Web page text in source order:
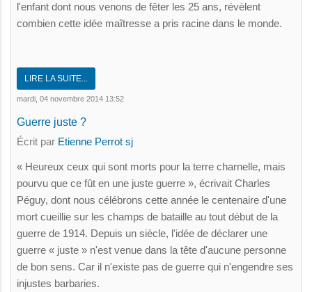
l'enfant dont nous venons de fêter les 25 ans, révèlent
combien cette idée maîtresse a pris racine dans le monde.
LIRE LA SUITE...
mardi, 04 novembre 2014 13:52
Guerre juste ?
Écrit par Etienne Perrot sj
« Heureux ceux qui sont morts pour la terre charnelle, mais
pourvu que ce fût en une juste guerre », écrivait Charles
Péguy, dont nous célébrons cette année le centenaire d'une
mort cueillie sur les champs de bataille au tout début de la
guerre de 1914. Depuis un siècle, l'idée de déclarer une
guerre « juste » n'est venue dans la tête d'aucune personne
de bon sens. Car il n'existe pas de guerre qui n'engendre ses
injustes barbaries.